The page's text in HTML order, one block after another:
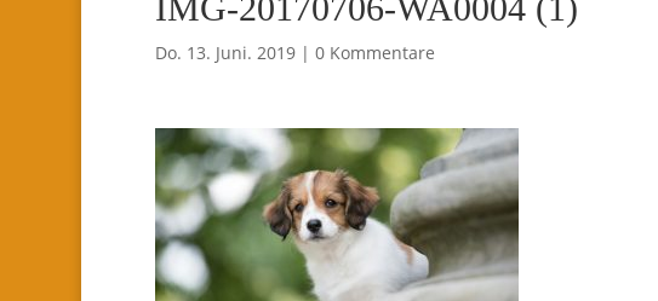
IMG-20170706-WA0004 (1)
Do. 13. Juni. 2019| 0 Kommentare